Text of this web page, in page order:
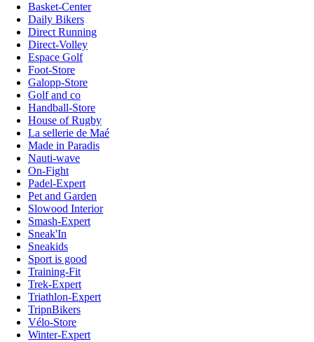
Basket-Center
Daily Bikers
Direct Running
Direct-Volley
Espace Golf
Foot-Store
Galopp-Store
Golf and co
Handball-Store
House of Rugby
La sellerie de Maé
Made in Paradis
Nauti-wave
On-Fight
Padel-Expert
Pet and Garden
Slowood Interior
Smash-Expert
Sneak'In
Sneakids
Sport is good
Training-Fit
Trek-Expert
Triathlon-Expert
TripnBikers
Vélo-Store
Winter-Expert